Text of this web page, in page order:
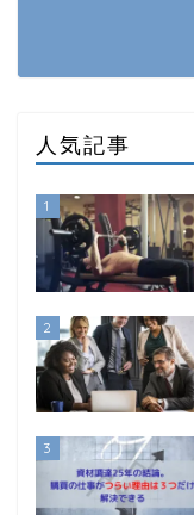
人気記事
1
2
3